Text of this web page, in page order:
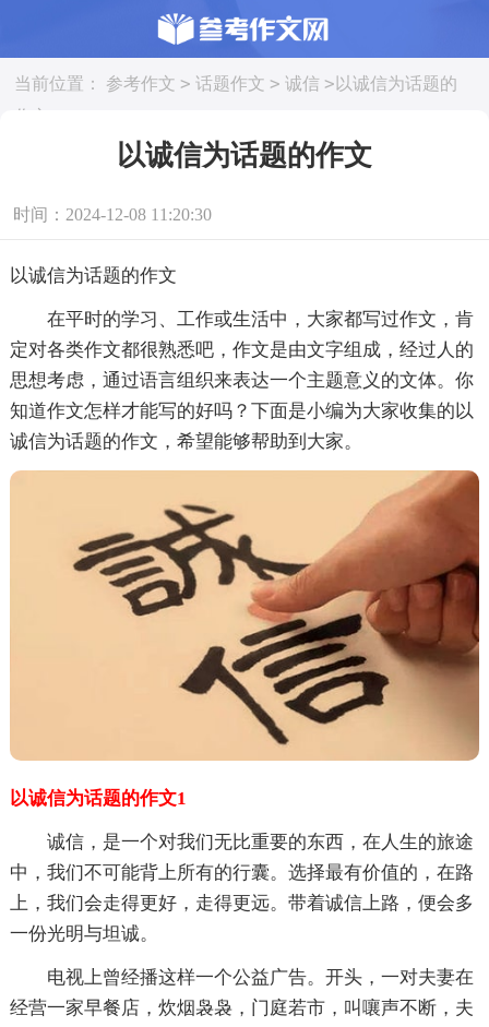
当前位置： 参考作文 > 话题作文 > 诚信 > 以诚信为话题的
作文
以诚信为话题的作文
时间：2024-12-08 11:20:30
以诚信为话题的作文
在平时的学习、工作或生活中，大家都写过作文，肯
定对各类作文都很熟悉吧，作文是由文字组成，经过人的
思想考虑，通过语言组织来表达一个主题意义的文体。你
知道作文怎样才能写的好吗？下面是小编为大家收集的以
诚信为话题的作文，希望能够帮助到大家。
以诚信为话题的作文1
诚信，是一个对我们无比重要的东西，在人生的旅途
中，我们不可能背上所有的行囊。选择最有价值的，在路
上，我们会走得更好，走得更远。带着诚信上路，便会多
一份光明与坦诚。
电视上曾经播这样一个公益广告。开头，一对夫妻在
经营一家早餐店，炊烟袅袅，门庭若市，叫嚷声不断，夫